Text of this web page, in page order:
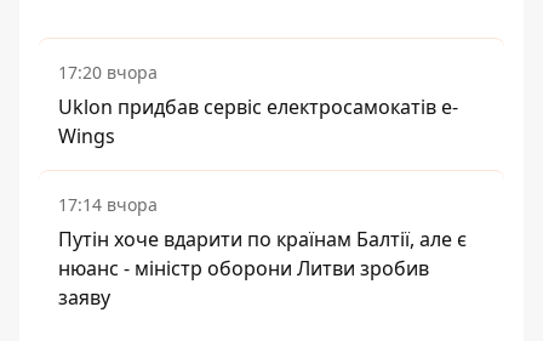
17:20 вчора
Uklon придбав сервіс електросамокатів e-
Wings
17:14 вчора
Путін хоче вдарити по країнам Балтії, але є
нюанс - міністр оборони Литви зробив
заяву